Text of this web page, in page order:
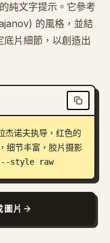
純文字提示。它參考
的風格，並結
片細節，以創造出
杰诺夫执导，红色的
细节丰富，胶片摄影
style raw
片